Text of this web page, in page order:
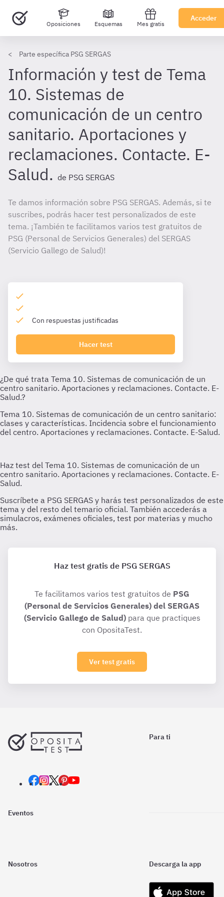
Oposiciones Esquemas Mes gratis
Acceder
Parte específica PSG SERGAS
Información y test de Tema
10. Sistemas de
comunicación de un centro
sanitario. Aportaciones y
reclamaciones. Contacte. E-
Salud. de PSG SERGAS
Te damos información sobre PSG SERGAS. Además, si te
suscribes, podrás hacer test personalizados de este
tema. ¡También te facilitamos varios test gratuitos de
PSG (Personal de Servicios Generales) del SERGAS
(Servicio Gallego de Salud)!
Con respuestas justificadas
Hacer test
Haz test gratis de PSG SERGAS
Te facilitamos varios test gratuitos de PSG
(Personal de Servicios Generales) del SERGAS
(Servicio Gallego de Salud)para que practiques
con OpositaTest.
Ver test gratis
Para ti
Eventos
Nosotros Descarga la app